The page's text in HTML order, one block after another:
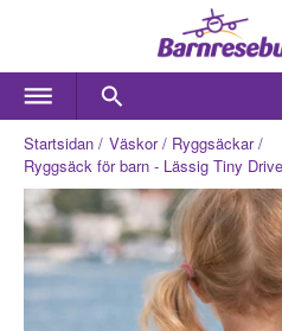
Startsidan Väskor
Ryggsäckar
Ryggsäck för barn - Lässig Tiny